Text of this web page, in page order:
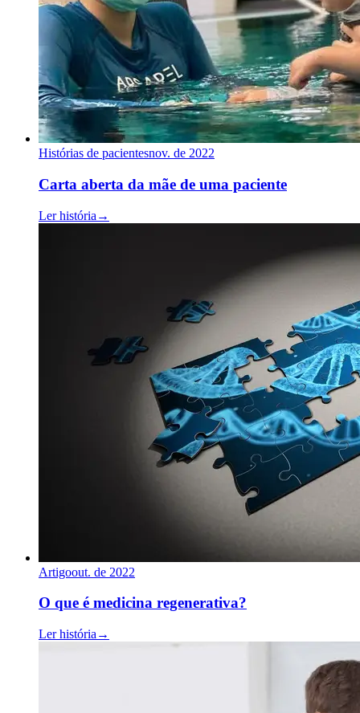
Histórias de pacientesnov. de 2022
Carta aberta da mãe de uma paciente
Ler história →
Artigoout. de 2022
O que é medicina regenerativa?
Ler história →